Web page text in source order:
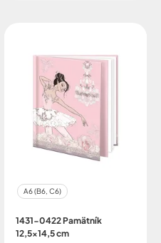
A6 (B6, C6)
1431-0422 Pamätník
12,5x14,5 cm